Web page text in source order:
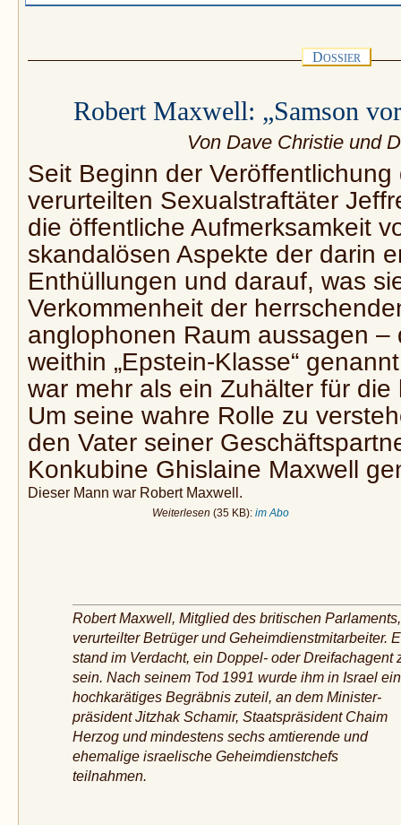
DOSSIER
Robert Maxwell: „Samson
Von Dave Christie und
Seit Beginn der
verurteilten Sexualstraftäter
die öffentliche Aufmerksamkeit
skandalösen Aspekte der darin
Enthüllungen und darauf, was
Verkommenheit der
anglophonen Raum aussagen –
weithin „Epstein-Klasse“
war mehr als ein Zuhälter für
Um seine wahre Rolle zu
den Vater seiner
Konkubine Ghislaine Maxwell
Dieser Mann war Robert Maxwell.
Weiterlesen (35 KB): im Abo
Robert Maxwell, Mitglied des britischen Parlaments,
verurteilter Betrüger und Geheimdienstmitarbeiter.
stand im Verdacht, ein Doppel- oder Dreifachagent
sein. Nach seinem Tod 1991 wurde ihm in Israel ein
hochkarätiges Begräbnis zuteil, an dem Minister­
präsident Jitzhak Schamir, Staatspräsident Chaim
Herzog und mindestens sechs amtierende und
ehemalige israelische Geheimdienstchefs
teilnahmen.